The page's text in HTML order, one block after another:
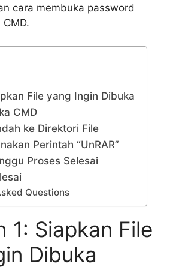
cara membuka password
File yang Ingin Dibuka
CMD
ke Direktori File
Perintah “UnRAR”
Proses Selesai
Questions
1: Siapkan File
Dibuka